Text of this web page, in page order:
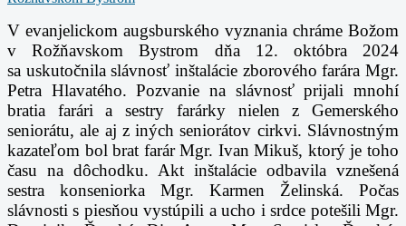
V evanjelickom augsburského vyznania chráme Božom
v Rožňavskom Bystrom dňa 12. októbra 2024
sa uskutočnila slávnosť inštalácie zborového farára Mgr.
Petra Hlavatého. Pozvanie na slávnosť prijali mnohí
bratia farári a sestry farárky nielen z Gemerského
seniorátu, ale aj z iných seniorátov cirkvi. Slávnostným
kazateľom bol brat farár Mgr. Ivan Mikuš, ktorý je toho
času na dôchodku. Akt inštalácie odbavila vznešená
sestra konseniorka Mgr. Karmen Želinská. Počas
slávnosti s piesňou vystúpili a ucho i srdce potešili Mgr.